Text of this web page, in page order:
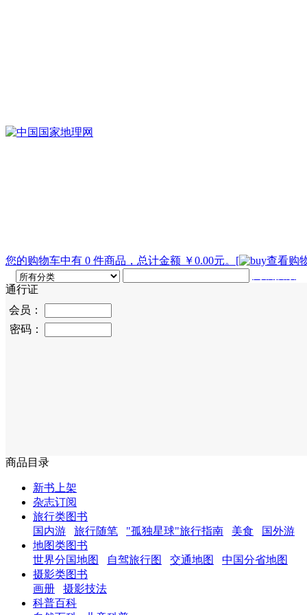
您的购物车中有 0 件商品，总计金额 ￥0.00元。 [
查看购
通行证
会员：
密码：
商品目录
新书上架
杂志订阅
旅行类图书
国内游
旅行随笔 "孤独星球"旅行指南 美食
国外游
地图类图书
世界分国地图
自驾旅行图 交通地图
中国分省地图
摄影类图书
画册
摄影技法
科普百科